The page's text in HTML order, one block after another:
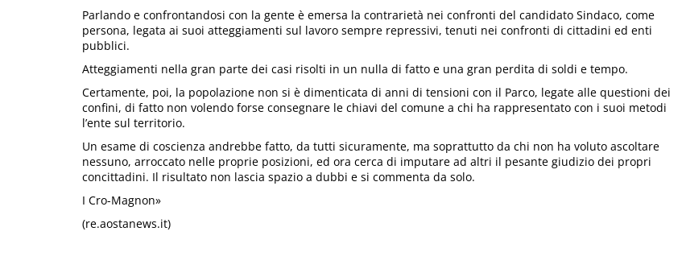
Parlando e confrontandosi con la gente è emersa la contrarietà nei confronti del candidato Sindaco, come
persona, legata ai suoi atteggiamenti sul lavoro sempre repressivi, tenuti nei confronti di cittadini ed enti
pubblici.
Atteggiamenti nella gran parte dei casi risolti in un nulla di fatto e una gran perdita di soldi e tempo.
Certamente, poi, la popolazione non si è dimenticata di anni di tensioni con il Parco, legate alle questioni dei
confini, di fatto non volendo forse consegnare le chiavi del comune a chi ha rappresentato con i suoi metodi
l’ente sul territorio.
Un esame di coscienza andrebbe fatto, da tutti sicuramente, ma soprattutto da chi non ha voluto ascoltare
nessuno, arroccato nelle proprie posizioni, ed ora cerca di imputare ad altri il pesante giudizio dei propri
concittadini. Il risultato non lascia spazio a dubbi e si commenta da solo.
I Cro-Magnon»
(re.aostanews.it)